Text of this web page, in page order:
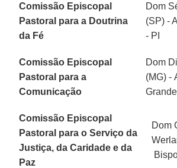
Comissão Episcopal
Pastoral para a Doutrina
da Fé
Dom
(SP) -
- PI
Comissão Episcopal
Pastoral para a
Comunicação
Dom
(MG) -
Comissão Episcopal
Pastoral para o Serviço da
Justiça, da Caridade e da
Paz
Dom